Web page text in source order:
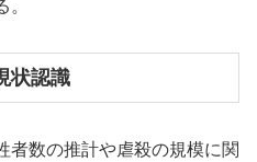
状認識
者数の推計や虐殺の規模に関